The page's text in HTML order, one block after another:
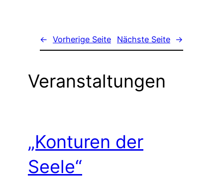
← Vorherige Seite Nächste Seite →
Veranstaltungen
„Konturen der
Seele“